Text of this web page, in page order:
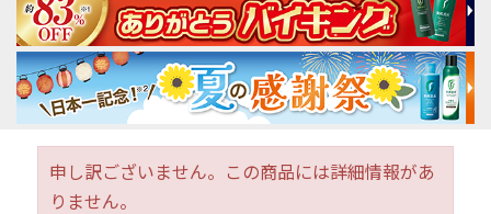
申し訳ございません。この商品には詳細情報があ
りません。